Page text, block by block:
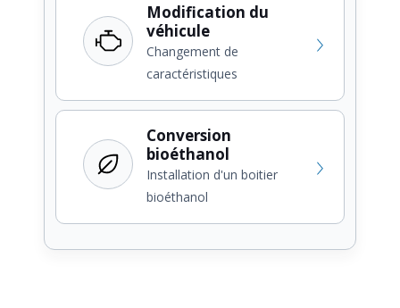
Modification du
véhicule
Changement de
caractéristiques
Conversion
bioéthanol
Installation d'un boitier
bioéthanol